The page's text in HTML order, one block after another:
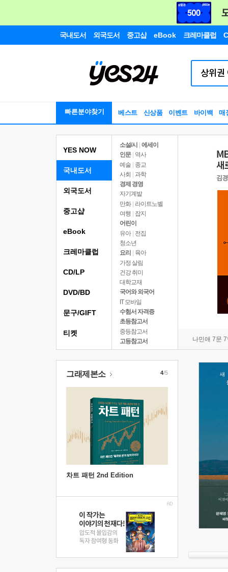
국내도서 외국도서 중고샵 eBook 크레마클럽
빠른분야찾기 베스트 신상품 이벤트 바이백 매
YES NOW
국내도서
소설/시
에세이
인문
역사
예술 | 종교
사회 | 과학
경제 경영
자기계발
만화 | 라이트노벨
여행
잡지
어린이
유아 | 전집
청소년
요리
육아
가정 살림
건강 취미
대학교재
국어와 외국어
IT 모바일
수험서 자격증
초등참고서
중등참고서
고등참고서
나민애 7문
외국도서
중고샵
eBook
크레마클럽
CD/LP
DVD/BD
문구/GIFT
티켓
그래제본소
차트 패턴 2nd Edition
4/5